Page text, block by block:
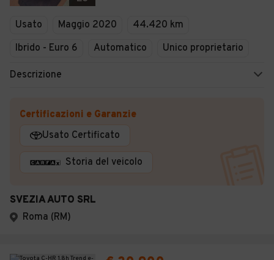
Usato Maggio 2020
44.420 km
Ibrido - Euro 6
Automatico Unico proprietario
Descrizione
Certificazioni e Garanzie
Usato Certificato
Storia del veicolo
SVEZIA AUTO SRL
Roma (RM)